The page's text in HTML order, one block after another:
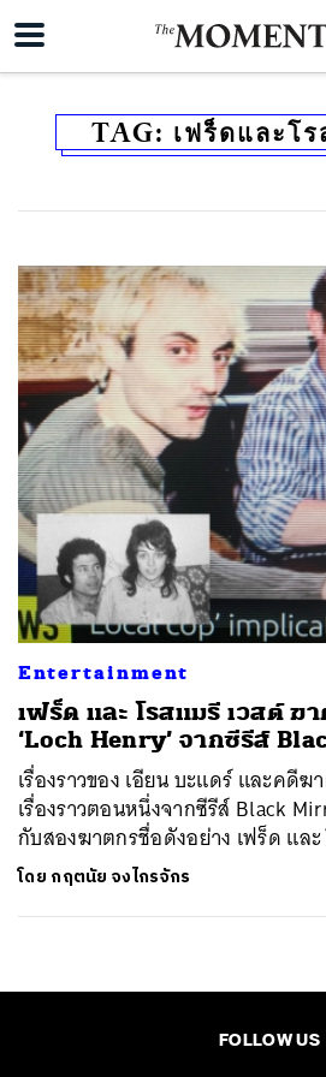
TAG: เฟร็ดและโ
Entertainment
เฟร็ด และ โรสแมรี เวสต์
‘Loch Henry’ จากซีรีส์
เรื่องราวของ เอียน บะแดร์ และคดีฆ
เรื่องราวตอนหนึ่งจากซีรีส์ Black
กับสองฆาตกรชื่อดังอย่าง เฟร็ด และ
โดย กฤตนัย จงไกรจักร
FOLLOW US
ค้นหา
SHARE TWEET